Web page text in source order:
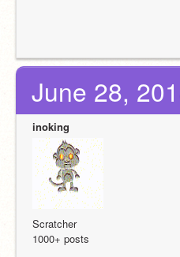
June 28,
inoking
Scratcher
1000+ posts